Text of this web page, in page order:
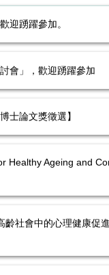
迎踴躍參加。
會」，歡迎踴躍參加
士論文獎徵選】
Healthy Ageing and
齡社會中的心理健康促